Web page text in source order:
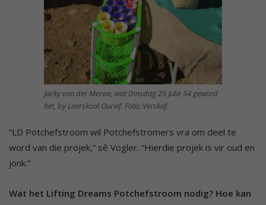
Jacky van der Merwe, wat Dinsdag 25 Julie 54 geword
het, by Laerskool Ourief. Foto: Verskaf.
“LD Potchefstroom wil Potchefstromers vra om deel te
word van die projek,” sê Vogler. “Hierdie projek is vir oud en
jonk.”
Wat het Lifting Dreams Potchefstroom nodig? Hoe kan